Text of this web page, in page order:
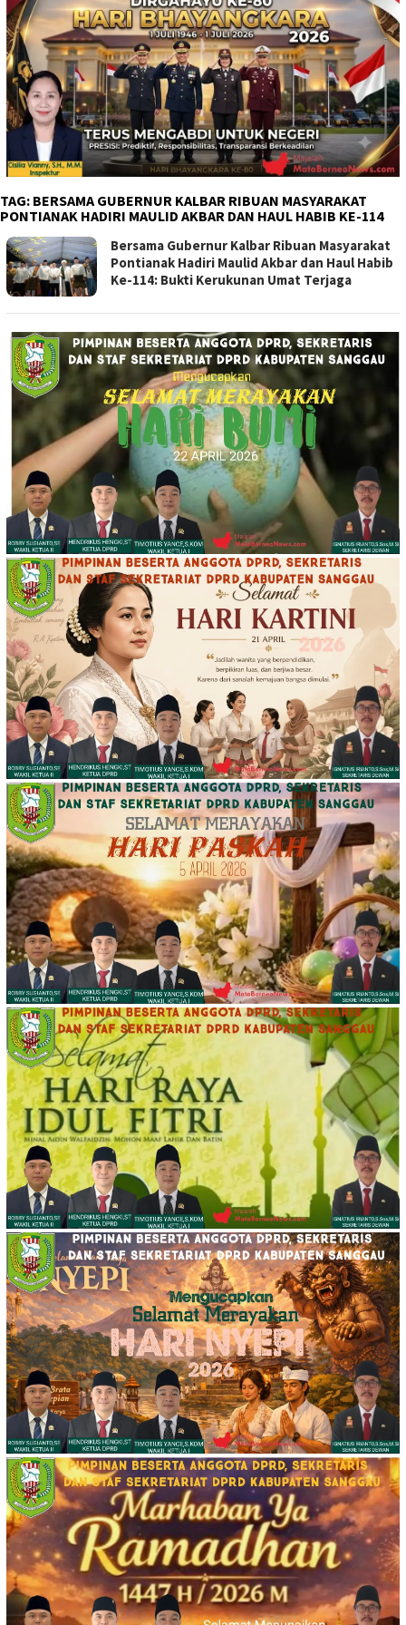
TAG: BERSAMA GUBERNUR KALBAR RIBUAN MASYARAKAT
PONTIANAK HADIRI MAULID AKBAR DAN HAUL HABIB KE-114
Bersama Gubernur Kalbar Ribuan Masyarakat
Pontianak Hadiri Maulid Akbar dan Haul Habib
Ke-114: Bukti Kerukunan Umat Terjaga